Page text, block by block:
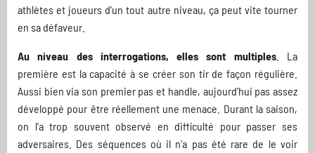
athlètes et joueurs d'un tout autre niveau, ça peut vite tourner
en sa défaveur.
Au niveau des interrogations, elles sont multiples. La
première est la capacité à se créer son tir de façon régulière.
Aussi bien via son premier pas et handle, aujourd'hui pas assez
développé pour être réellement une menace. Durant la saison,
on l'a trop souvent observé en difficulté pour passer ses
adversaires. Des séquences où il n'a pas été rare de le voir